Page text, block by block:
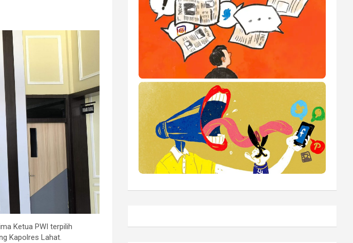
Ketua PWI terpilih
Kapolres Lahat.